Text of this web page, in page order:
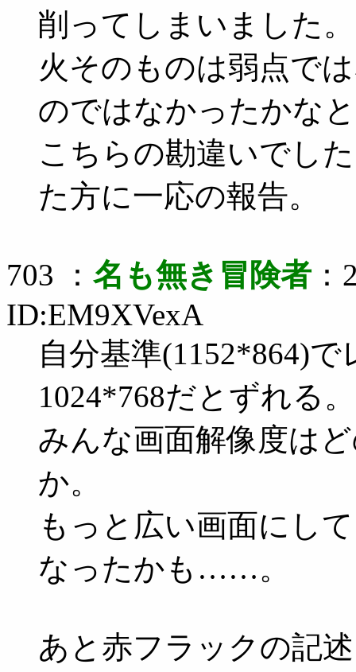
削ってしまいました。
火そのものは弱点で
のではなかったかな
こちらの勘違いでし
た方に一応の報告。
703 ： 名も無き冒険者
ID:EM9XVexA
自分基準(1152*864)
1024*768だとずれる。
みんな画面解像度は
か。
もっと広い画面にし
なったかも……。
あと赤フラックの記